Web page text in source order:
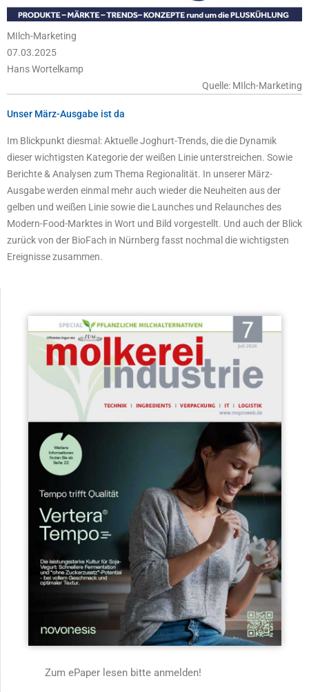
MIlch-Marketing
07.03.2025
Hans Wortelkamp
Quelle: MIlch-Marketing
Unser März-Ausgabe ist da
Im Blickpunkt diesmal: Aktuelle Joghurt-Trends, die die Dynamik
dieser wichtigsten Kategorie der weißen Linie unterstreichen. Sowie
Berichte & Analysen zum Thema Regionalität. In unserer März-
Ausgabe werden einmal mehr auch wieder die Neuheiten aus der
gelben und weißen Linie sowie die Launches und Relaunches des
Modern-Food-Marktes in Wort und Bild vorgestellt. Und auch der Blick
zurück von der BioFach in Nürnberg fasst nochmal die wichtigsten
Ereignisse zusammen.
Zum ePaper lesen bitte anmelden!